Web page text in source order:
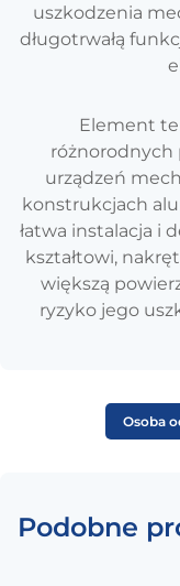
uszkodzenia
długotrwałą
Element
urządzeń
konstrukcjach
łatwa instalacja i
kształtowi,
większą
ryzyko jego
Osoba
Podobne